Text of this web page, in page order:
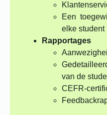
Een
elke student
Rapportages
van de
CEFR-